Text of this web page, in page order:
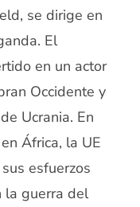
se dirige en
El
en un actor
Occidente y
Ucrania. En
África, la UE
esfuerzos
la guerra del